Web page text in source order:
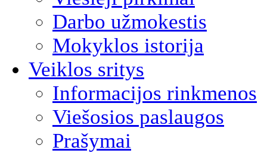
Darbo užmokestis
Mokyklos istorija
Veiklos sritys
Informacijos rinkmenos
Viešosios paslaugos
Prašymai